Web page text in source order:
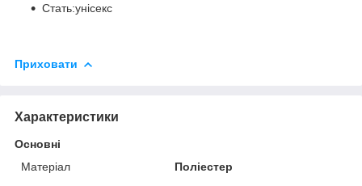
Стать:унісекс
Приховати
Характеристики
Основні
Матеріал
Поліестер